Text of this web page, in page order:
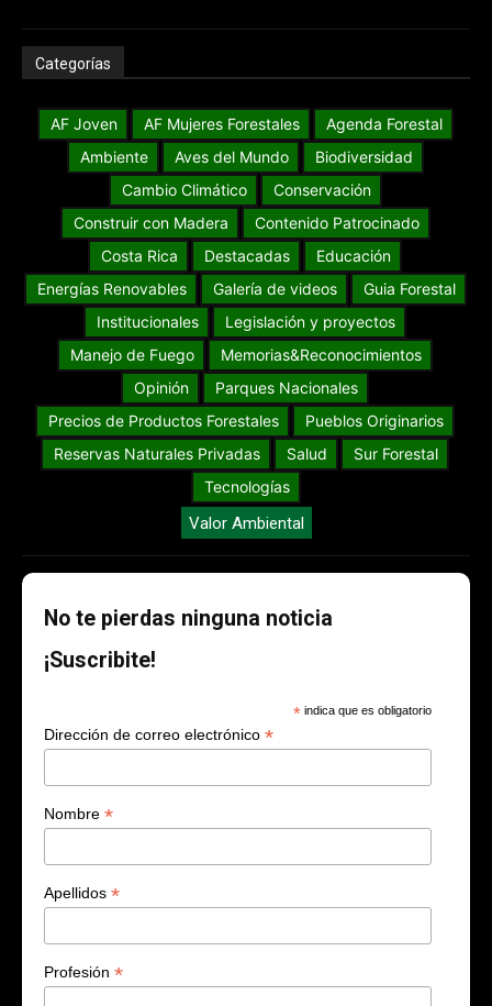
Categorías
AF Joven AF Mujeres Forestales
Agenda Forestal
Ambiente
Aves del Mundo
Biodiversidad
Cambio Climático
Conservación
Construir con Madera
Contenido Patrocinado
Costa Rica
Destacadas
Educación
Energías Renovables
Galería de videos
Guia Forestal
Institucionales
Legislación y proyectos
Manejo de Fuego
Memorias&Reconocimientos
Opinión
Parques Nacionales
Precios de Productos Forestales
Pueblos Originarios
Reservas Naturales Privadas
Salud
Sur Forestal
Tecnologías
Valor Ambiental
No te pierdas ninguna noticia
¡Suscribite!
* indica que es obligatorio
Dirección de correo electrónico *
Nombre *
Apellidos *
Profesión *